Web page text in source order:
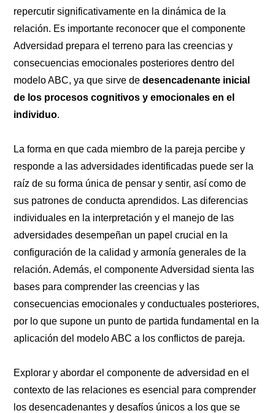
repercutir significativamente en la dinámica de la
relación. Es importante reconocer que el componente
Adversidad prepara el terreno para las creencias y
consecuencias emocionales posteriores dentro del
modelo ABC, ya que sirve dedesencadenante inicial
de los procesos cognitivos y emocionales en el
individuo.
La forma en que cada miembro de la pareja percibe y
responde a las adversidades identificadas puede ser la
raíz de su forma única de pensar y sentir, así como de
sus patrones de conducta aprendidos. Las diferencias
individuales en la interpretación y el manejo de las
adversidades desempeñan un papel crucial en la
configuración de la calidad y armonía generales de la
relación. Además, el componente Adversidad sienta las
bases para comprender las creencias y las
consecuencias emocionales y conductuales posteriores,
por lo que supone un punto de partida fundamental en la
aplicación del modelo ABC a los conflictos de pareja.
Explorar y abordar el componente de adversidad en el
contexto de las relaciones es esencial para comprender
los desencadenantes y desafíos únicos a los que se